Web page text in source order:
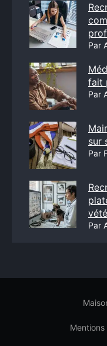
Par
fait
Par
sur
Par
Par